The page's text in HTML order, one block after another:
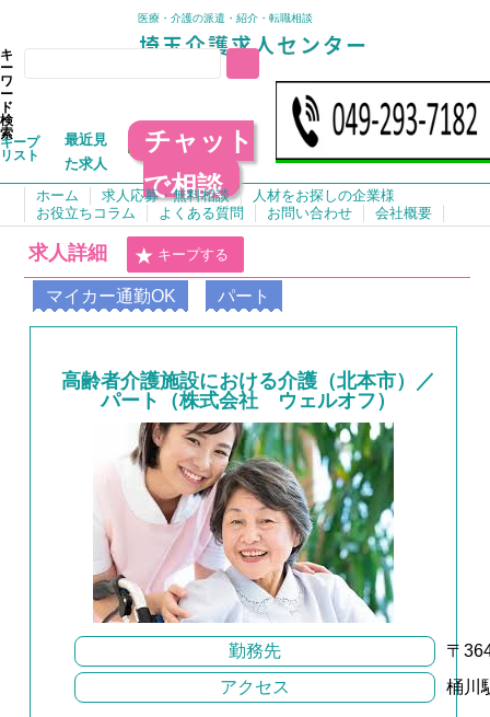
医療・介護の派遣・紹介・転職相談
キ
ー
ワ
ー
ド
検
索
キープ
リスト
最近見
た求人
チャット
で相談
ホーム 求人応募・無料相談
人材をお探しの企業様
お役立ちコラム
よくある質問 お問い合わせ 会社概要
求人詳細 キープする
マイカー通勤OK パート
高齢者介護施設における介護（北本市）／
パート（株式会社 ウェルオフ）
勤務先
〒
アクセス
桶川